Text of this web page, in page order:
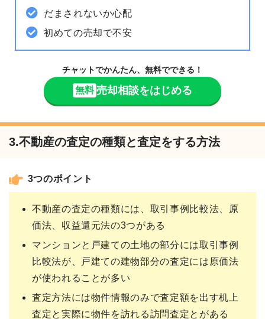
だまされないか心配
初めての売却で不安
チャットでかんたん、無料でできる！
無料 売却相談をはじめる
3.不動産の査定の種類と査定をする方法
3つのポイント
不動産の査定の種類には、取引事例比較法、原
価法、収益還元法の3つがある
マンションと戸建ての土地の部分には取引事例
比較法が、戸建ての建物部分の査定には原価法
が使われることが多い
査定方法には物件情報のみで査定額を出す机上
査定と実際に物件を訪れる訪問査定とがある